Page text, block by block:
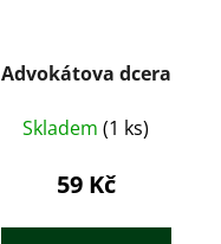
Advokátova dcera
Skladem (1 ks)
59 Kč